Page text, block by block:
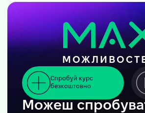
Можеш
Спробуй курс
безкоштовно